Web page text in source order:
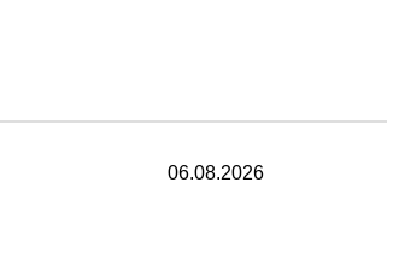
06.08.2026